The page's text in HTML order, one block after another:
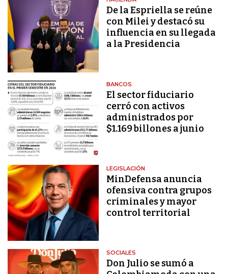
De la Espriella se reúne
con Milei y destacó su
influencia en su llegada
a la Presidencia
BANCOS
El sector fiduciario
cerró con activos
administrados por
$1.169 billones a junio
LEGISLACIÓN
MinDefensa anuncia
ofensiva contra grupos
criminales y mayor
control territorial
SOCIALES
Don Julio se sumó a